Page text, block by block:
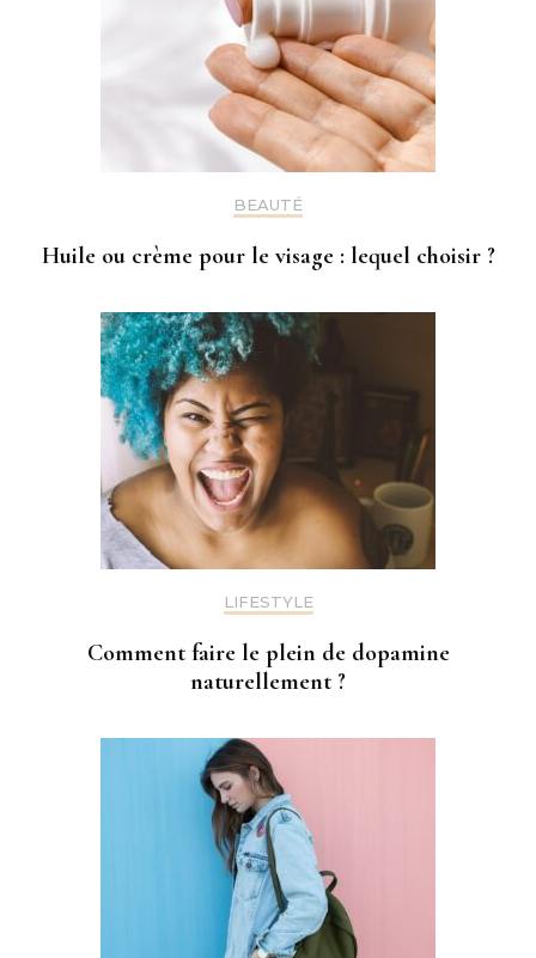
BEAUTÉ
Huile ou crème pour le visage : lequel choisir ?
LIFESTYLE
Comment faire le plein de dopamine
naturellement ?